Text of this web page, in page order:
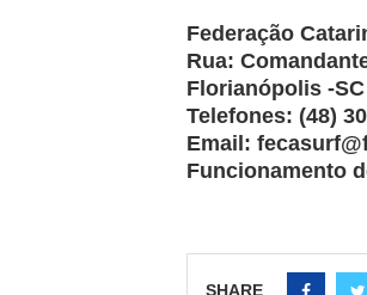
Federação
Rua:
Florianópolis -
Telefones: (48)
Email:
Funcionamento
SHARE